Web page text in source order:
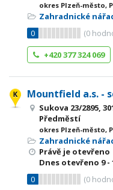
okres Plzeň-město,
Zahradnické
0
(0
+420 377 324 069
Mountfield a.s. -
Sukova 23/2895,
Předměstí
okres Plzeň-město,
Zahradnické
Právě je otevřeno
Dnes otevřeno 9 -
0
(0